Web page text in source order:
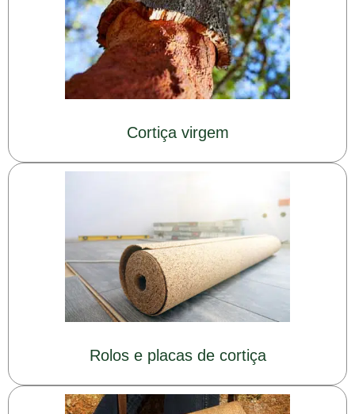
Cortiça virgem
Rolos e placas de cortiça